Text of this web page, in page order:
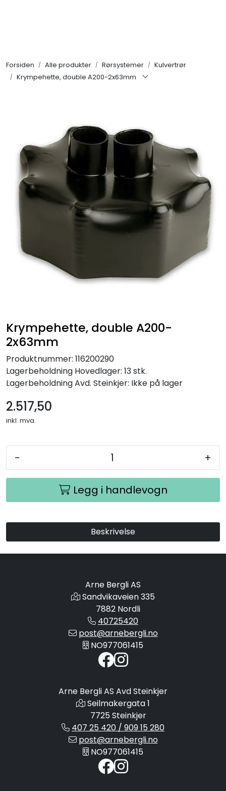
Forsiden Alle produkter Rørsystemer
Kulvertrør
Krympehette, double A200-2x63mm
Krympehette, double A200-
2x63mm
Produktnummer: 116200290
Lagerbeholdning Hovedlager: 13 stk.
LagerbeholdningAvd. Steinkjer: Ikke på lager
2.517,50
inkl. mva.
- +
Legg i handlevogn
Beskrivelse
Arne Bergli AS
Sandvikaveien 335
7882 Nordli
40725420
post@arnebergli.no
NO977061415
Arne Bergli AS Avd Steinkjer
Seilmakergata 1
7725 Steinkjer
407 25 420 / 909 15 280
post@arnebergli.no
NO977061415
KAMPANJER
Søk om proffkundekonto
Reservedeler
Outlet
Be om tilbud